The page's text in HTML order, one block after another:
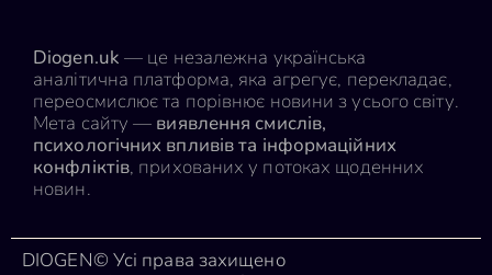
Diogen.uk — це незалежна українська
аналітична платформа, яка агрегує, перекладає,
переосмислює та порівнює новини з усього світу.
Мета сайту — виявлення смислів,
психологічних впливів та інформаційних
конфліктів, прихованих у потоках щоденних
новин.
DIOGEN© Усі права захищено